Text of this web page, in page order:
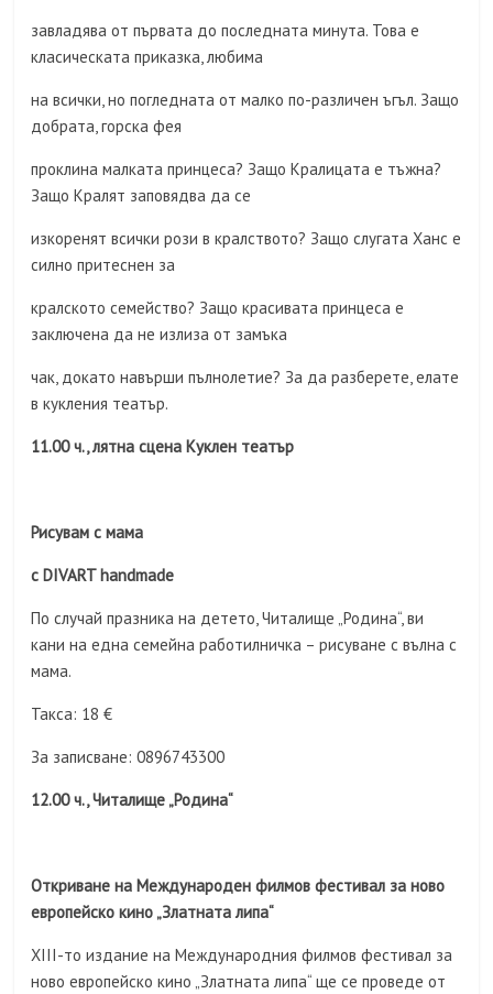
завладява от първата до последната минута. Това е
класическата приказка, любима
на всички, но погледната от малко по-различен ъгъл. Защо
добрата, горска фея
проклина малката принцеса? Защо Кралицата е тъжна?
Защо Кралят заповядва да се
изкоренят всички рози в кралството? Защо слугата Ханс е
силно притеснен за
кралското семейство? Защо красивата принцеса е
заключена да не излиза от замъка
чак, докато навърши пълнолетие? За да разберете, елате
в кукления театър.
11.00 ч., лятна сцена Куклен театър
Рисувам с мама
c DIVART handmade
По случай празника на детето, Читалище „Родина“, ви
кани на една семейна работилничка – рисуване с вълна с
мама.
Такса: 18 €
За записване: 0896743300
12.00 ч., Читалище „Родина“
Откриване на Международен филмов фестивал за ново
европейско кино „Златната липа“
XIII-то издание на Международния филмов фестивал за
ново европейско кино „Златната липа“ ще се проведе от